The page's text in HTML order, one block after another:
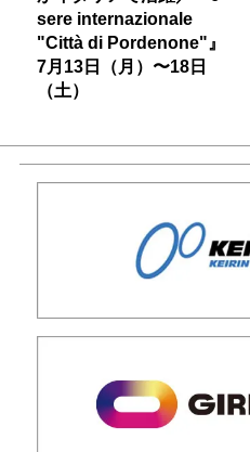
sere internazionale
"Città di Pordenone"』
7月13日（月）〜18日
（土）